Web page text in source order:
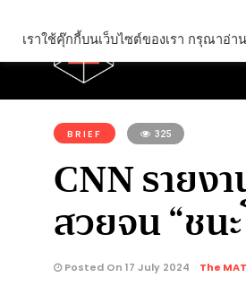
คุณกำลังอ่าน:
BRIEF 325
CNN รายง
สวยจน “ชน
Posted On 17 July 2024 The
เราใช้คุ๊กกี้บนเว็บไซต์ของเรา กรุณาอ่า